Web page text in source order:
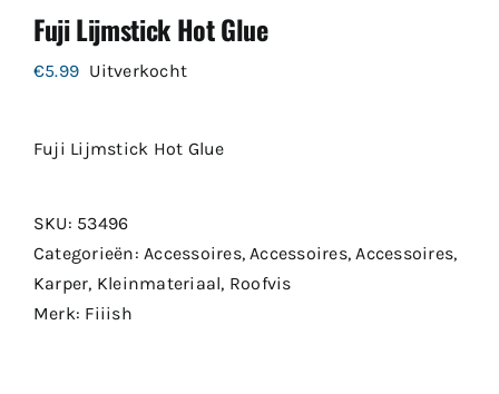
Fuji Lijmstick Hot Glue
€5.99 Uitverkocht
Fuji Lijmstick Hot Glue
SKU: 53496
Categorieën: Accessoires, Accessoires, Accessoires,
Karper, Kleinmateriaal, Roofvis
Merk: Fiiish